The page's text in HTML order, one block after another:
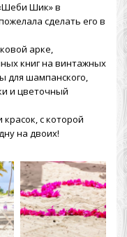
Шик» в
сделать его в
арке,
книг на винтажных
для шампанского,
и цветочный
с которой
на двоих!